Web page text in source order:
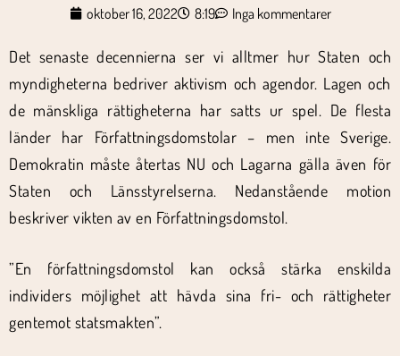
oktober 16, 2022 8:19 Inga kommentarer
Det senaste decennierna ser vi alltmer hur Staten och
myndigheterna bedriver aktivism och agendor. Lagen och
de mänskliga rättigheterna har satts ur spel. De flesta
länder har Författningsdomstolar – men inte Sverige.
Demokratin måste återtas NU och Lagarna gälla även för
Staten och Länsstyrelserna. Nedanstående motion
beskriver vikten av en Författningsdomstol.
”En författningsdomstol kan också stärka enskilda
individers möjlighet att hävda sina fri- och rättigheter
gentemot statsmakten”.